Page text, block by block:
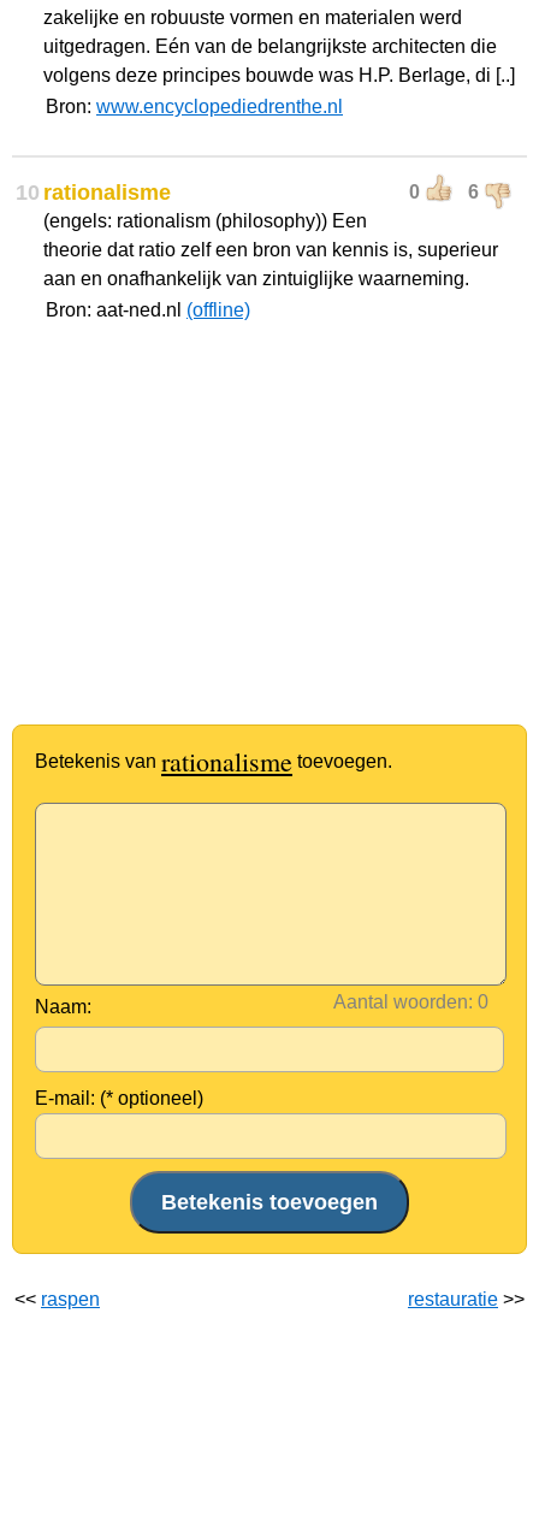
zakelijke en robuuste vormen en materialen werd
uitgedragen. Eén van de belangrijkste architecten die
volgens deze principes bouwde was H.P. Berlage, di [..]
Bron: www.encyclopediedrenthe.nl
10 0 6
rationalisme
(engels: rationalism (philosophy)) Een
theorie dat ratio zelf een bron van kennis is, superieur
aan en onafhankelijk van zintuiglijke waarneming.
Bron: aat-ned.nl (offline)
Betekenis van rationalisme toevoegen.
Aantal woorden:
Naam:
E-mail: (* optioneel)
<< raspen restauratie >>